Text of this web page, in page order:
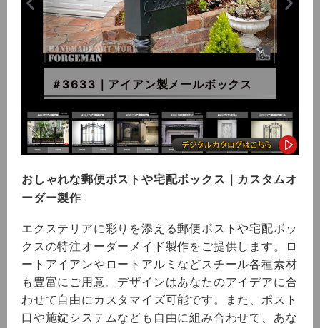
＃3744｜ユニークなアイアン製郵便箱
＃0526-A｜アイアン製郵便箱
＃1548｜アイアン製宅配ボックス
＃3633｜アイアン製メールボックス
＃3744｜ユニークなアイアン製郵便箱
＃0526-A｜アイアン製郵便箱
おしゃれな郵便ポストや宅配ボックス｜カスタムオ
ーダー製作
エクステリアに彩りを添える郵便ポストや宅配ボッ
クスの特注オーダーメイド製作をご提供します。ロ
ートアイアンやロートアルミなどスチール各種素材
も豊富にご用意。デザインはあなたのアイデアに合
わせて自由にカスタマイズ可能です。また、ポスト
口や施錠システムなども自由に組み合わせて、あな